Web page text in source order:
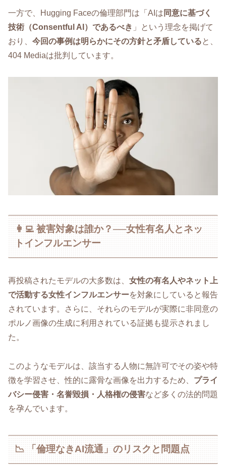
一方で、Hugging Faceの倫理部門は「AIは 同意に基づく
技術（Consentful AI）であるべき 」という理念を掲げて
おり、 今回の事例は明らかにその方針と矛盾していると、
404 Mediaは批判しています。
👩‍💻 被害対象は誰か？──女性有名人とネッ
トインフルエンサー
再投稿されたモデルの大多数は、 女性の有名人やネット上
で活動する女性インフルエンサーを対象にしていると報告
されています。さらに、それらのモデルが実際に非同意の
ポルノ画像の生成に利用されている証拠も提示されまし
た。
このようなモデルは、該当する人物に無許可でその姿や特
徴を学習させ、性的に露骨な画像を出力するため、 プライ
バシー侵害・名誉毀損・人格権の侵害など多くの法的問題
を孕んでいます。
📉 「倫理なきAI流通」のリスクと問題点